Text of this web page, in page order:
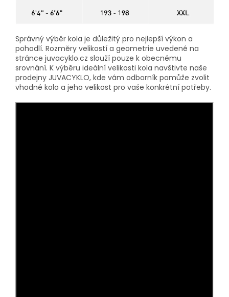
Správný výběr kola je důležitý pro nejlepší výkon a
pohodlí. Rozměry velikostí a geometrie uvedené na
stránce juvacyklo.cz slouží pouze k obecnému
srovnání. K výběru ideální velikosti kola navštivte naše
prodejny JUVACYKLO, kde vám odborník pomůže zvolit
vhodné kolo a jeho velikost pro vaše konkrétní potřeby.